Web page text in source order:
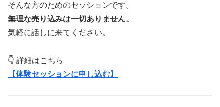
そんな方のためのセッションです。
無理な売り込みは一切ありません。
気軽に話しに来てください。
👇 詳細はこちら
【体験セッションに申し込む】